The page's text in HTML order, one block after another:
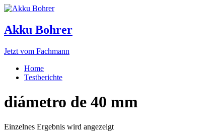
Akku Bohrer
Jetzt vom Fachmann
Home
Testberichte
diámetro de 40 mm
Einzelnes Ergebnis wird angezeigt